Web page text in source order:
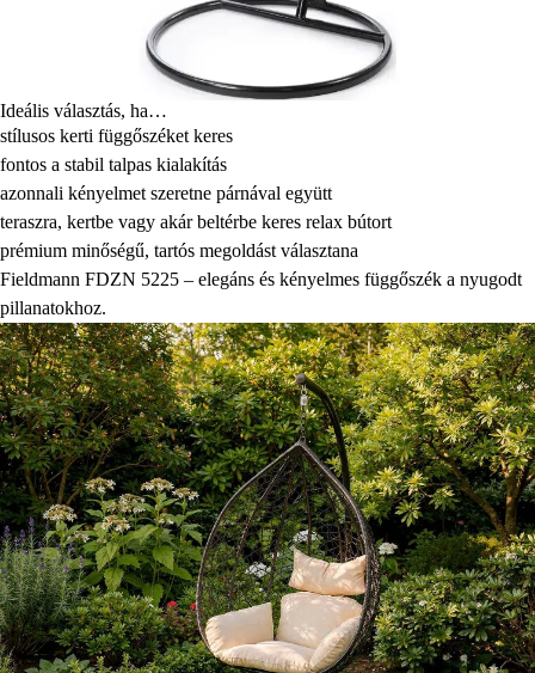
Ideális választás, ha…
stílusos kerti függőszéket keres
fontos a stabil talpas kialakítás
azonnali kényelmet szeretne párnával együtt
teraszra, kertbe vagy akár beltérbe keres relax bútort
prémium minőségű, tartós megoldást választana
Fieldmann FDZN 5225 – elegáns és kényelmes függőszék a nyugodt
pillanatokhoz.